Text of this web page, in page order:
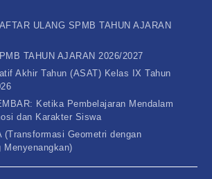
ULANG SPMB TAHUN AJARAN
TAHUN AJARAN 2026/2027
Akhir Tahun (ASAT) Kelas IX Tahun
Ketika Pembelajaran Mendalam
dan Karakter Siswa
(Transformasi Geometri dengan
Menyenangkan)